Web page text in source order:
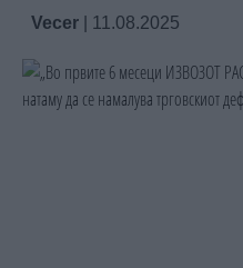
Vecer 11.08.2025